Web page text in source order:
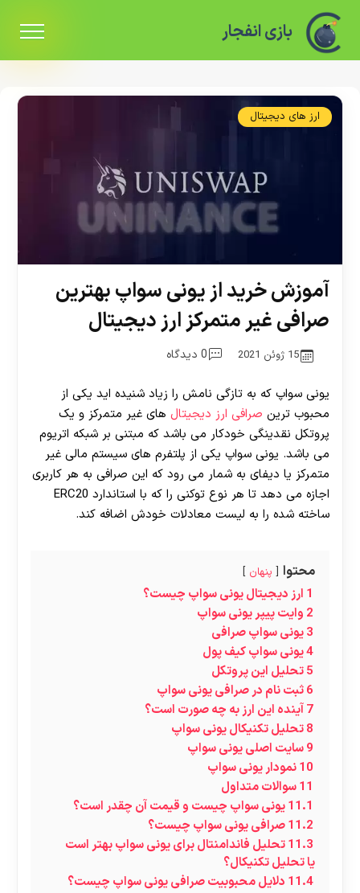
بازی انفجار
ارز های دیجیتال
آموزش خرید از یونی سواپ بهترین
صرافی غیر متمرکز ارز دیجیتال
15 ژوئن 2021 0 دیدگاه
یونی سواپ که به تازگی نامش را زیاد شنیده اید یکی از
محبوب ترین صرافی ارز دیجیتال های غیر متمرکز و یک
پروتکل نقدینگی خودکار می باشد که مبتنی بر شبکه اتریوم
می باشد. یونی سواپ یکی از پلتفرم های سیستم مالی غیر
متمرکز یا دیفای به شمار می رود که این صرافی به هر کاربری
اجازه می دهد تا هر نوع توکنی را که با استاندارد ERC20
ساخته شده را به لیست معادلات خودش اضافه کند.
محتوا پنهان
1 ارز دیجیتال یونی سواپ چیست؟
2 وایت پیپر یونی سواپ
3یونی سواپ صرافی
4یونی سواپ کیف پول
5تحلیل این پروتکل
6ثبت نام در صرافی یونی سواپ
7آینده این ارز به چه صورت است؟
8تحلیل تکنیکال یونی سواپ
9سایت اصلی یونی سواپ
10نمودار یونی سواپ
11سوالات متداول
11.1یونی سواپ چیست و قیمت آن چقدر است؟
11.2صرافی یونی سواپ چیست؟
11.3تحلیل فاندامنتال برای یونی سواپ بهتر است
یا تحلیل تکنیکال؟
11.4 دلایل محبوبیت صرافی یونی سواپ چیست؟